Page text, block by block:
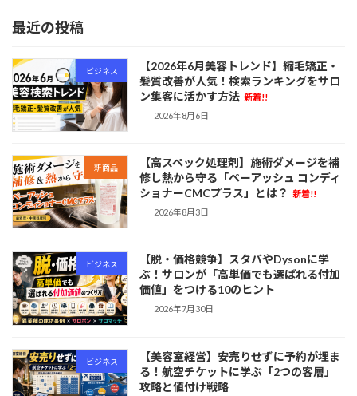
最近の投稿
ビジネス
【2026年6月美容トレンド】縮毛矯正・
髪質改善が人気！検索ランキングをサロ
ン集客に活かす方法 新着!!
2026年8月6日
新商品
【高スペック処理剤】施術ダメージを補
修し熱から守る「ペーアッシュ コンディ
ショナーCMCプラス」とは？
新着!!
2026年8月3日
ビジネス
【脱・価格競争】スタバやDysonに学
ぶ！サロンが「高単価でも選ばれる付加
価値」をつける10のヒント
2026年7月30日
ビジネス
【美容室経営】安売りせずに予約が埋ま
る！航空チケットに学ぶ「2つの客層」
攻略と値付け戦略